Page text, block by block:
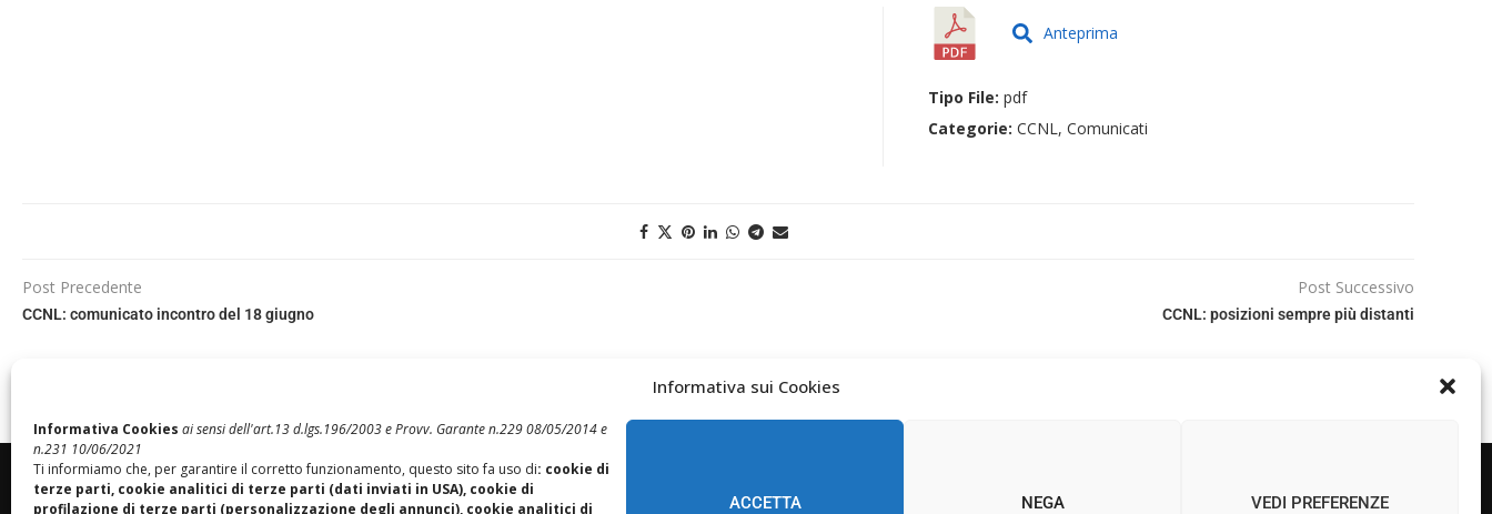
Informativa sui Cookies
Informativa Cookies ai sensi dell'art.13 d.lgs.196/2003 e Provv. Garante n.229 08/05/2014 e
n.231 10/06/2021
Ti informiamo che, per garantire il corretto funzionamento, questo sito fa uso di: cookie di
terze parti, cookie analitici di terze parti (dati inviati in USA), cookie di
profilazione di terze parti (personalizzazione degli annunci), cookie analitici di
ACCETTA NEGA VEDI PREFERENZE
Anteprima
Tipo File:pdf
Categorie:CCNL, Comunicati
Post Precedente
CCNL: comunicato incontro del 18 giugno
Post Successivo
CCNL: posizioni sempre più distanti